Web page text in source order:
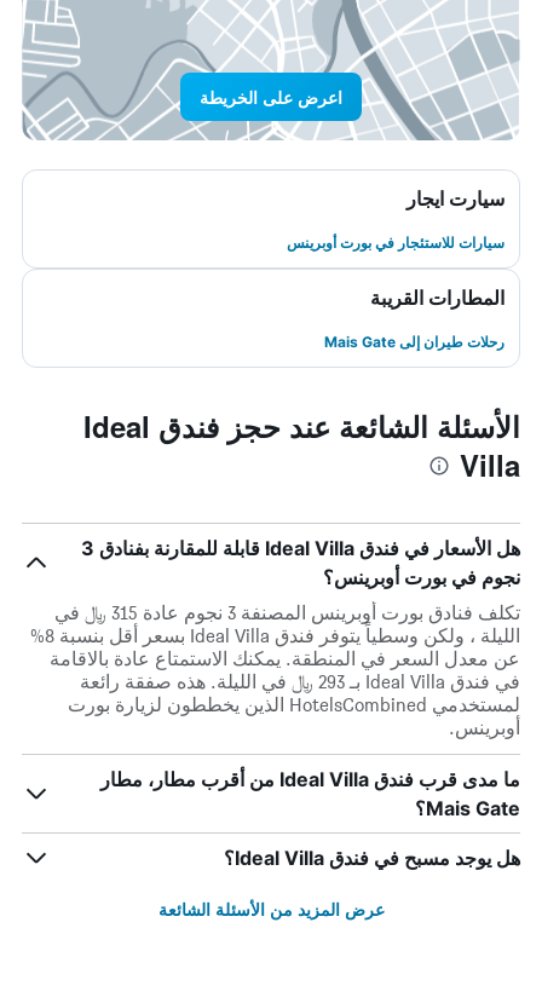
اعرض على الخريطة
سيارت ايجار
سيارات للاستئجار في بورت أوبرينس
المطارات القريبة
رحلات طيران إلى Mais Gate
الأسئلة الشائعة عند حجز فندق Ideal
Villa
هل الأسعار في فندق Ideal Villa قابلة للمقارنة بفنادق 3
نجوم في بورت أوبرينس؟
تكلف فنادق بورت أوبرينس المصنفة 3 نجوم عادة 315 ﷼ في
الليلة ، ولكن وسطياً يتوفر فندق Ideal Villa بسعر أقل بنسبة 8%
عن معدل السعر في المنطقة. يمكنك الاستمتاع عادة بالاقامة
في فندق Ideal Villa بـ 293 ﷼ في الليلة. هذه صفقة رائعة
لمستخدمي HotelsCombined الذين يخططون لزيارة بورت
أوبرينس.
ما مدى قرب فندق Ideal Villa من أقرب مطار، مطار
Mais Gate؟
هل يوجد مسبح في فندق Ideal Villa؟
عرض المزيد من الأسئلة الشائعة